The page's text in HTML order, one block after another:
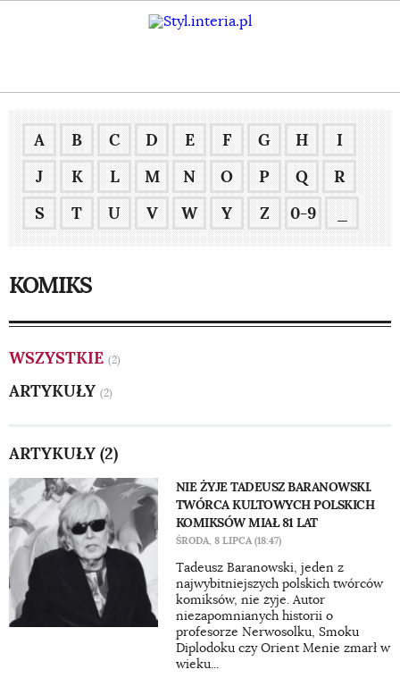
A B C D E F G H
I
J
K L M N O P Q
R
S
T U V W Y Z 0-9
KOMIKS
WSZYSTKIE (2)
ARTYKUŁY (2)
ARTYKUŁY (2)
NIE ŻYJE TADEUSZ BARANOWSKI.
TWÓRCA KULTOWYCH POLSKICH
KOMIKSÓW MIAŁ 81 LAT
ŚRODA, 8 LIPCA (18:47)
Tadeusz Baranowski, jeden z
najwybitniejszych polskich twórców
komiksów, nie żyje. Autor
niezapomnianych historii o
profesorze Nerwosolku, Smoku
Diplodoku czy Orient Menie zmarł w
wieku...